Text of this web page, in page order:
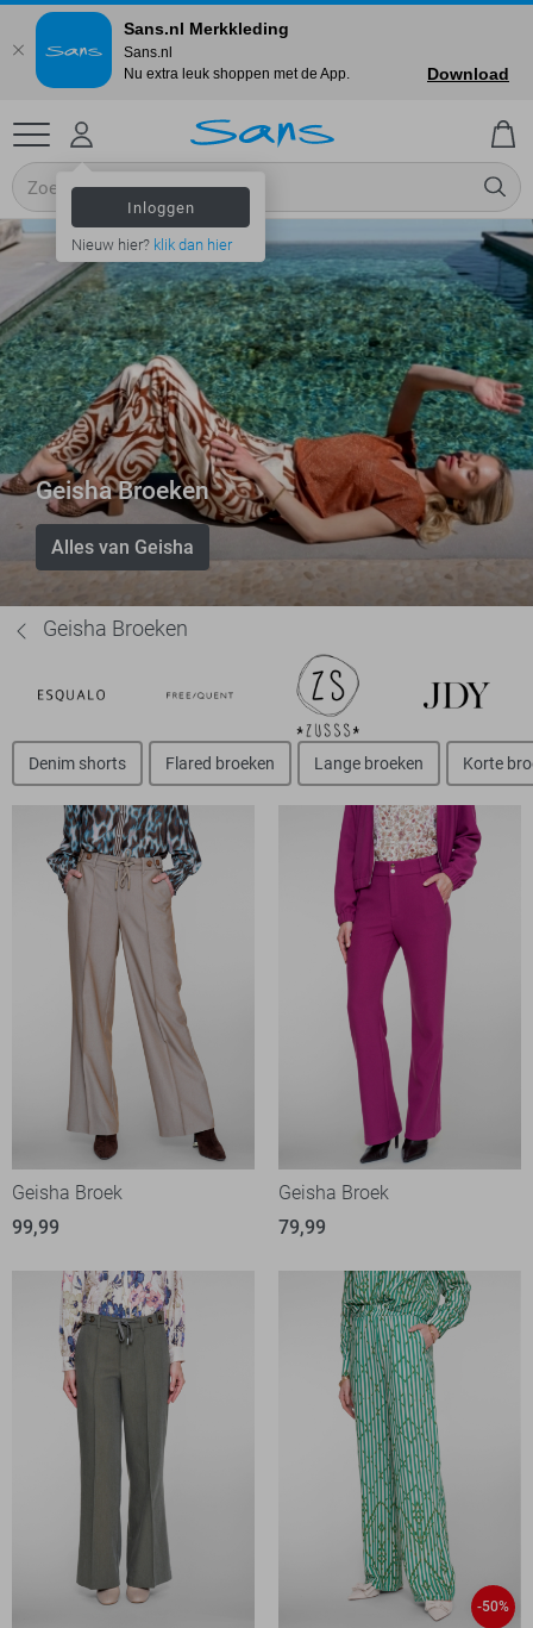
Inloggen
Nieuw hier? klik dan hier
Geisha Broeken
Alles van Geisha
Geisha Broeken
Denim shorts Flared broeken Lange broeken Korte
Geisha Broek
99,99
Geisha Broek
79,99
-50%
Sans.nl Merkkleding
Sans.nl
Nu extra leuk shoppen met de App.
Download